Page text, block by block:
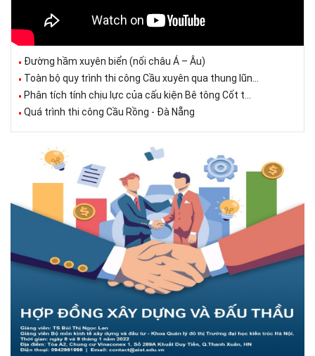
Đường hầm xuyên biển (nối châu Á – Âu)
Toàn bộ quy trình thi công Cầu xuyên qua thung lũn...
Phân tích tính chịu lực của cấu kiện Bê tông Cốt t...
Quá trình thi công Cầu Rồng - Đà Nẵng